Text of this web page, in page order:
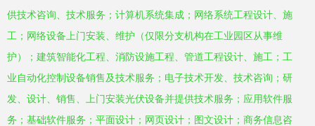
供技术咨询、技术服务；计算机系统集成；网络系统工程设计、施
工；网络设备上门安装、维护（仅限分支机构在工业园区从事维
护）；建筑智能化工程、消防设施工程、管道工程设计、施工；工
业自动化控制设备销售及技术服务；电子技术开发、技术咨询；研
发、设计、销售、上门安装光伏设备并提供技术服务；应用软件服
务；基础软件服务；平面设计；网页设计；图文设计；商务信息咨